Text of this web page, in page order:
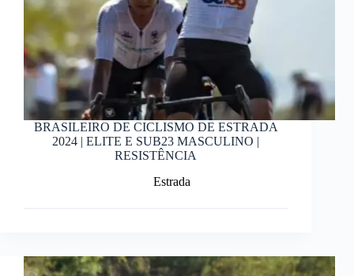
BRASILEIRO DE CICLISMO DE ESTRADA
2024 | ELITE E SUB23 MASCULINO |
RESISTÊNCIA
Estrada